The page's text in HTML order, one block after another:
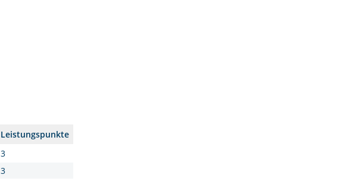
Leistungspunkte
3
3